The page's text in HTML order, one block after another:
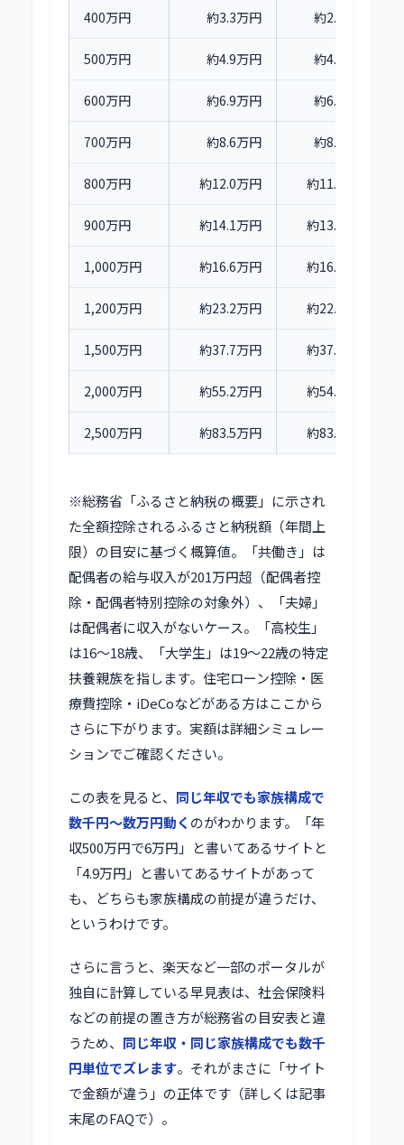
400万円 約3.3万円 約2.9万円
500万円 約4.9万円 約4.4万円
600万円 約6.9万円 約6.6万円
700万円 約8.6万円 約8.3万円
800万円 約12.0万円 約11.6万円
900万円 約14.1万円 約13.8万円
1,000万円 約16.6万円 約16.3万円
1,200万円 約23.2万円 約22.9万円
1,500万円 約37.7万円 約37.3万円
2,000万円 約55.2万円 約54.8万円
2,500万円 約83.5万円 約83.0万円
※総務省「ふるさと納税の概要」に示され
た全額控除されるふるさと納税額（年間上
限）の目安に基づく概算値。「共働き」は
配偶者の給与収入が201万円超（配偶者控
除・配偶者特別控除の対象外）、「夫婦」
は配偶者に収入がないケース。「高校生」
は16〜18歳、「大学生」は19〜22歳の特定
扶養親族を指します。住宅ローン控除・医
療費控除・iDeCoなどがある方はここから
さらに下がります。実額は詳細シミュレー
ションでご確認ください。
この表を見ると、 同じ年収でも家族構成で
数千円〜数万円動く のがわかります。「年
収500万円で6万円」と書いてあるサイトと
「4.9万円」と書いてあるサイトがあって
も、どちらも家族構成の前提が違うだけ、
というわけです。
さらに言うと、楽天など一部のポータルが
独自に計算している早見表は、社会保険料
などの前提の置き方が総務省の目安表と違
うため、 同じ年収・同じ家族構成でも数千
円単位でズレます。それがまさに「サイト
で金額が違う」の正体です（詳しくは記事
末尾のFAQで）。